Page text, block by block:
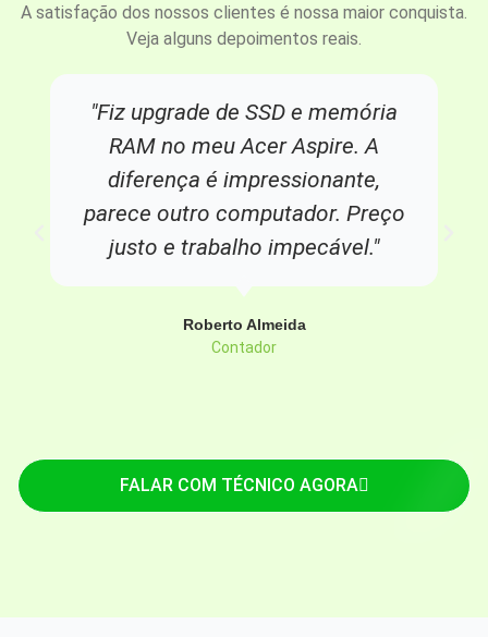
A satisfação dos nossos clientes é nossa maior conquista.
Veja alguns depoimentos reais.
"Fiz upgrade de SSD e memória
RAM no meu Acer Aspire. A
diferença é impressionante,
parece outro computador. Preço
justo e trabalho impecável."
Roberto Almeida
Contador
FALAR COM TÉCNICO AGORA